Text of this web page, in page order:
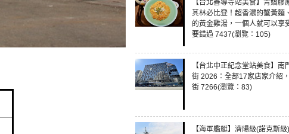
【台北善導寺站美食】青嬌膠
其林必比登！超香濃的蟹黃麵
的黃金雞湯，一個人就可以享
要錯過 7437(瀏覽：105)
【台北中正紀念堂站美食】南
街 2026：全部17家店家介紹
街 7266(瀏覽：83)
【海軍艦艇】濟陽級(諾克斯